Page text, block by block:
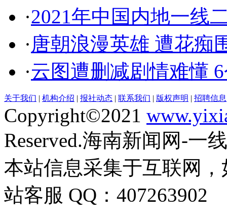
·2021年中国内地一线
· 唐朝浪漫英雄 遭花痴
·云图遭删减剧情难懂
关于我们 | 机构介绍 | 报社动态 | 联系我们 | 版权声明 | 招聘信息
Copyright©2021
Reserved.海南新闻网-一
本站信息采集于互联网
站客服 QQ：407263902